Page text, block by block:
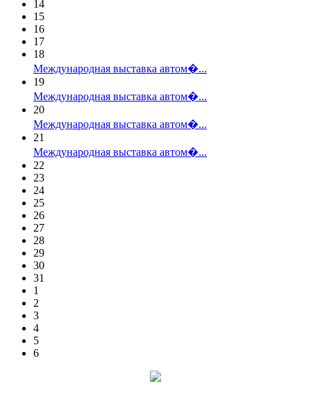
14
15
16
17
18
Международная выставка автом�...
19
Международная выставка автом�...
20
Международная выставка автом�...
21
Международная выставка автом�...
22
23
24
25
26
27
28
29
30
31
1
2
3
4
5
6